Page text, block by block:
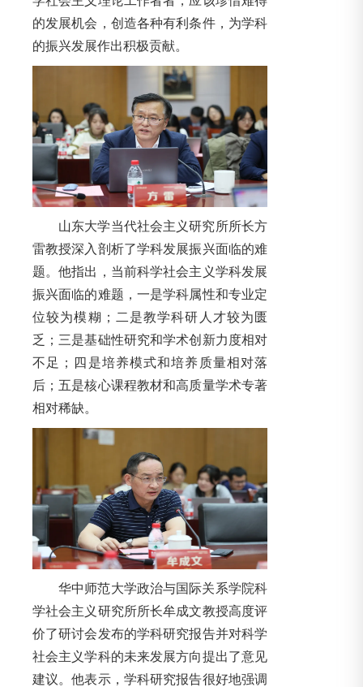
的发展机会，创造各种有利条件，为学科
的振兴发展作出积极贡献。
山东大学当代社会主义研究所所长方
雷教授深入剖析了学科发展振兴面临的难
题。他指出，当前科学社会主义学科发展
振兴面临的难题，一是学科属性和专业定
位较为模糊；二是教学科研人才较为匮
乏；三是基础性研究和学术创新力度相对
不足；四是培养模式和培养质量相对落
后；五是核心课程教材和高质量学术专著
相对稀缺。
华中师范大学政治与国际关系学院科
学社会主义研究所所长牟成文教授高度评
价了研讨会发布的学科研究报告并对科学
社会主义学科的未来发展方向提出了意见
建议。他表示，学科研究报告很好地强调